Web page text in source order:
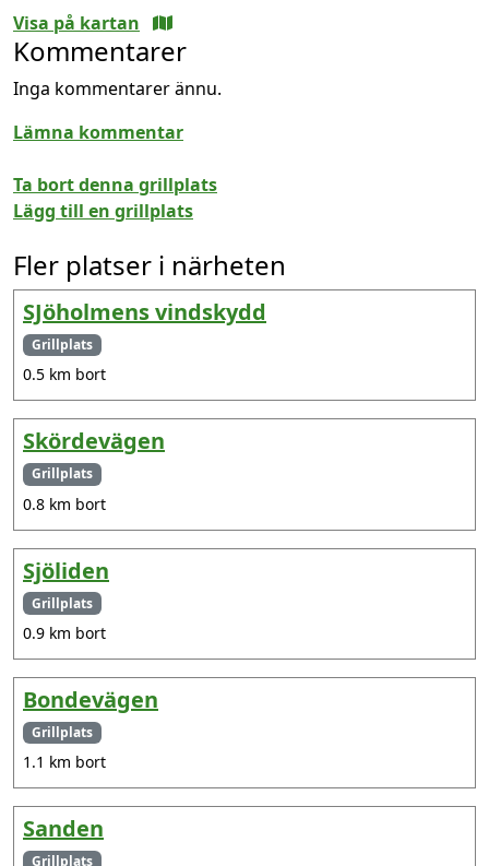
Visa på kartan
Kommentarer
Inga kommentarer ännu.
Lämna kommentar
Ta bort denna grillplats
Lägg till en grillplats
Fler platser i närheten
SJöholmens vindskydd
Grillplats
0.5 km bort
Skördevägen
Grillplats
0.8 km bort
Sjöliden
Grillplats
0.9 km bort
Bondevägen
Grillplats
1.1 km bort
Sanden
Grillplats